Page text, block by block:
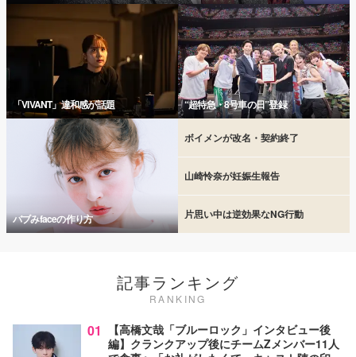
「VIVANT」違和感が話題 “超特急・8号車の日”登録
バブみfaceの作り方
ボイメンが改名・契約終了
山崎怜奈が妊娠生報告
片思い中は逆効果なNG行動
記事ランキング
RANKING
01
【高橋文哉「ブルーロック」インタビュー後
編】クランクアップ後にチームZメンバー11人